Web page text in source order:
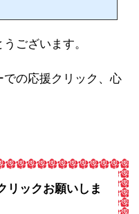
ございます。
の応援クリック、心
リックお願いしま